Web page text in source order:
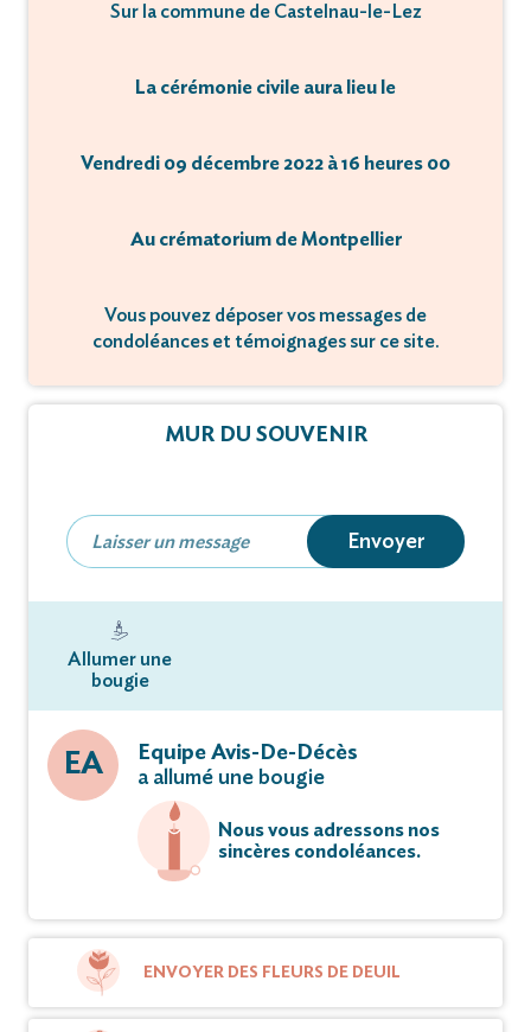
Sur la commune de Castelnau-le-Lez
La cérémonie civile aura lieu le
Vendredi 09 décembre 2022 à 16 heures 00
Au crématorium de Montpellier
Vous pouvez déposer vos messages de
condoléances et témoignages sur ce site.
MUR DU SOUVENIR
Envoyer
Allumer une
bougie
EA
Equipe Avis-De-Décès
a allumé une bougie
Nous vous adressons nos
sincères condoléances.
ENVOYER DES FLEURS DE DEUIL